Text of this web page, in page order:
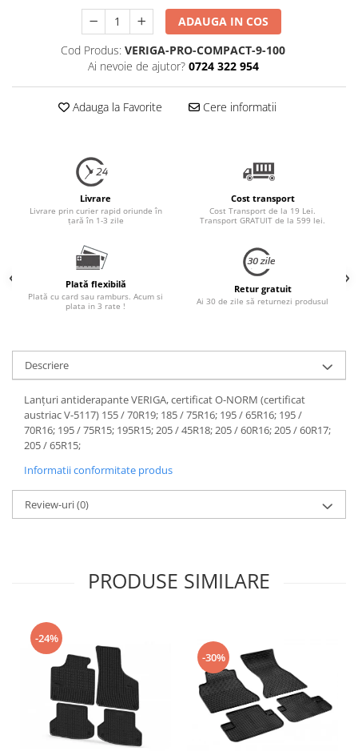
ADAUGA IN COS
Cod Produs: VERIGA-PRO-COMPACT-9-100
Ai nevoie de ajutor? 0724 322 954
Adauga la Favorite Cere informatii
Livrare
Livrare prin curier rapid oriunde în
țară în 1-3 zile
Cost transport
Cost Transport de la 19 Lei.
Transport GRATUIT de la 599 lei.
Plată flexibilă
Plată cu card sau ramburs. Acum si
plata in 3 rate !
Retur gratuit
Ai 30 de zile să returnezi produsul
Descriere
Lanțuri antiderapante VERIGA, certificat O-NORM (certificat
austriac V-5117) 155 / 70R19; 185 / 75R16; 195 / 65R16; 195 /
70R16; 195 / 75R15; 195R15; 205 / 45R18; 205 / 60R16; 205 / 60R17;
205 / 65R15;
Informatii conformitate produs
Review-uri(0)
PRODUSE SIMILARE
-24%
-30%